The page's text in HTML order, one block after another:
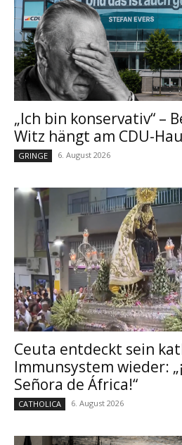
„Ich bin konservativ“ –
Witz hängt am CDU-
GRINGE 6. August 2026
Ceuta entdeckt sein
Immunsystem wieder:
Señora de África!“
CATHOLICA 6. August 2026